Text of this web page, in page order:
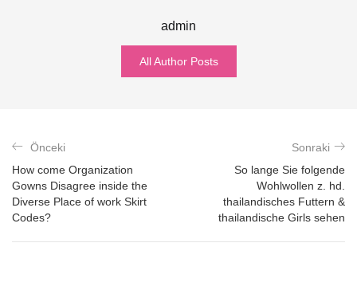
admin
All Author Posts
Önceki
How come Organization
Gowns Disagree inside the
Diverse Place of work Skirt
Codes?
Sonraki
So lange Sie folgende
Wohlwollen z. hd.
thailandisches Futtern &
thailandische Girls sehen